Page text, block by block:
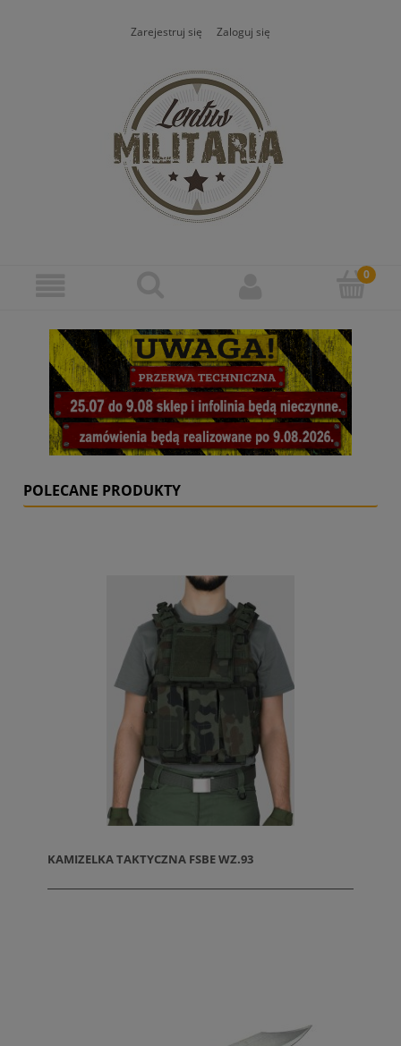
Zarejestruj się Zaloguj się
POLECANE PRODUKTY
KAMIZELKA TAKTYCZNA FSBE WZ.93